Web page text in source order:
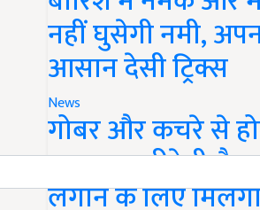
नहीं घुसेगी नमी,
आसान देसी ट्रिक्स
News
गोबर और कचरे से
सरकार खरीदेगी गैस,
लगाने के लिए